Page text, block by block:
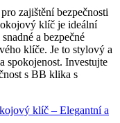
zajištění bezpečnosti
klíč je ideální
a bezpečné
klíče. Je to stylový a
spokojenost. Investujte
s BB klika s
klíč – Elegantní a